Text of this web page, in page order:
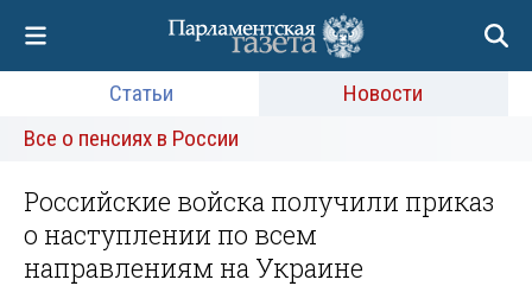
Статьи
Новости
Все о пенсиях в России
Российские войска получили приказ
о наступлении по всем
направлениям на Украине